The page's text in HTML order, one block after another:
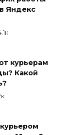
Яндекс
курьерам
Какой